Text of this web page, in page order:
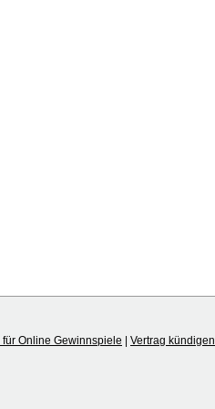
Online Gewinnspiele
Vertrag kündigen